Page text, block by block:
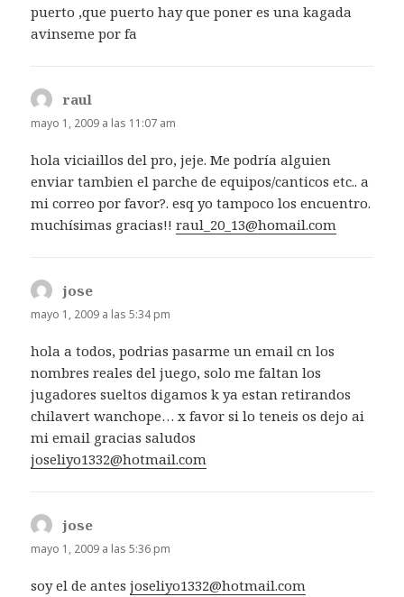
puerto ,que puerto hay que poner es una kagada
avinseme por fa
raul
mayo 1, 2009 a las 11:07 am
hola viciaillos del pro, jeje. Me podría alguien
enviar tambien el parche de equipos/canticos etc.. a
mi correo por favor?. esq yo tampoco los encuentro.
muchísimas gracias!!raul_20_13@homail.com
jose
mayo 1, 2009 a las 5:34 pm
hola a todos, podrias pasarme un email cn los
nombres reales del juego, solo me faltan los
jugadores sueltos digamos k ya estan retirandos
chilavert wanchope… x favor si lo teneis os dejo ai
mi email gracias saludos
joseliyo1332@hotmail.com
jose
mayo 1, 2009 a las 5:36 pm
soy el de antesjoseliyo1332@hotmail.com